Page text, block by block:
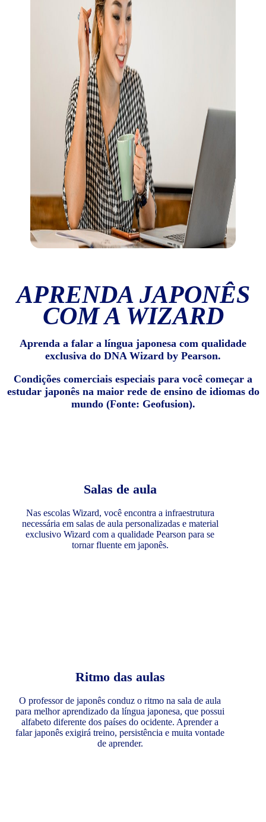
APRENDA JAPONÊS
COM A WIZARD
Aprenda a falar a língua japonesa com qualidade
exclusiva do DNA Wizard by Pearson.
Condições comerciais especiais para você começar a
estudar japonês na maior rede de ensino de idiomas do
mundo (Fonte: Geofusion).
Salas de aula
Nas escolas Wizard, você encontra a infraestrutura
necessária em salas de aula personalizadas e material
exclusivo Wizard com a qualidade Pearson para se
tornar fluente em japonês.
Ritmo das aulas
O professor de japonês conduz o ritmo na sala de aula
para melhor aprendizado da língua japonesa, que possui
alfabeto diferente dos países do ocidente. Aprender a
falar japonês exigirá treino, persistência e muita vontade
de aprender.